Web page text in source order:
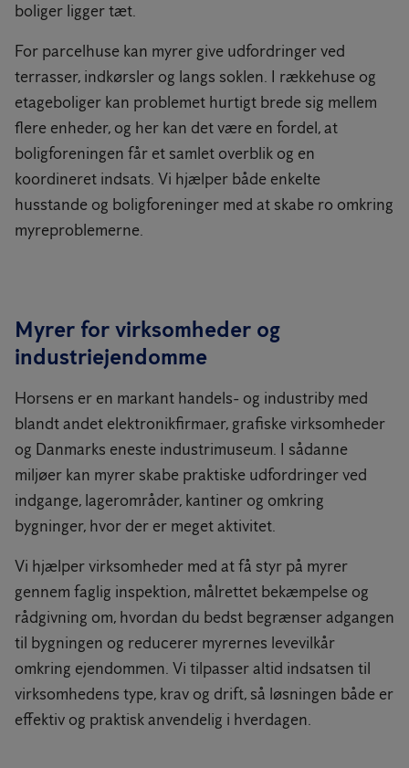
boliger ligger tæt.
For parcelhuse kan myrer give udfordringer ved
terrasser, indkørsler og langs soklen. I rækkehuse og
etageboliger kan problemet hurtigt brede sig mellem
flere enheder, og her kan det være en fordel, at
boligforeningen får et samlet overblik og en
koordineret indsats. Vi hjælper både enkelte
husstande og boligforeninger med at skabe ro omkring
myreproblemerne.
Myrer for virksomheder og
industriejendomme
Horsens er en markant handels- og industriby med
blandt andet elektronikfirmaer, grafiske virksomheder
og Danmarks eneste industrimuseum. I sådanne
miljøer kan myrer skabe praktiske udfordringer ved
indgange, lagerområder, kantiner og omkring
bygninger, hvor der er meget aktivitet.
Vi hjælper virksomheder med at få styr på myrer
gennem faglig inspektion, målrettet bekæmpelse og
rådgivning om, hvordan du bedst begrænser adgangen
til bygningen og reducerer myrernes levevilkår
omkring ejendommen. Vi tilpasser altid indsatsen til
virksomhedens type, krav og drift, så løsningen både er
effektiv og praktisk anvendelig i hverdagen.